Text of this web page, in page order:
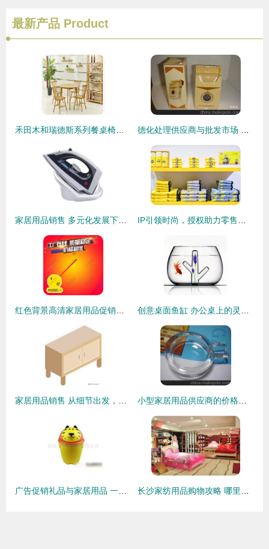
最新产品 Product